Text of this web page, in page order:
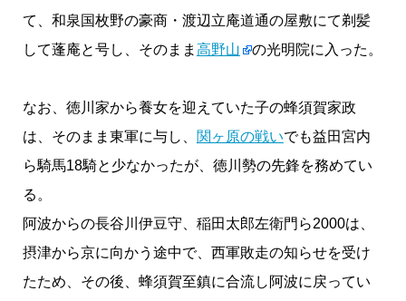
て、和泉国枚野の豪商・渡辺立庵道通の屋敷にて剃髪
して蓬庵と号し、そのまま 高野山 の光明院に入った。
なお、徳川家から養女を迎えていた子の蜂須賀家政
は、そのまま東軍に与し、 関ヶ原の戦いでも益田宮内
ら騎馬18騎と少なかったが、徳川勢の先鋒を務めてい
る。
阿波からの長谷川伊豆守、稲田太郎左衛門ら2000は、
摂津から京に向かう途中で、西軍敗走の知らせを受け
たため、その後、蜂須賀至鎮に合流し阿波に戻ってい